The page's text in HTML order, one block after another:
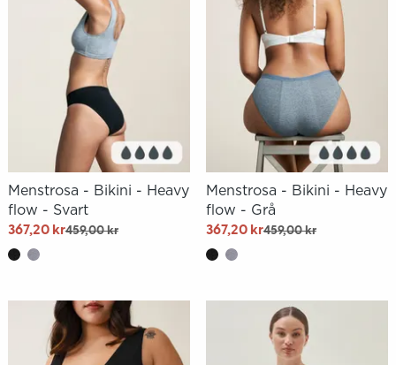
Menstrosa - Bikini - Heavy
flow - Svart
367,20 kr459,00 kr
Menstrosa - Bikini - Heavy
flow - Grå
367,20 kr459,00 kr